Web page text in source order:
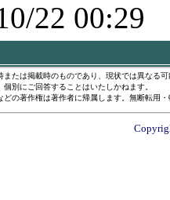
22 00:29
または掲載時のものであり、現状では異なる
個別にご回答することはいたしかねます。
どの著作権は著作者に帰属します。無断転用